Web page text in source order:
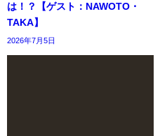
は！？【ゲスト：NAWOTO・
TAKA】
2026年7月5日